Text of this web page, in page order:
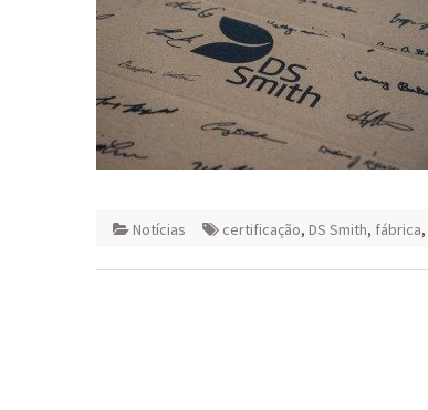
Notícias certificação, DS Smith, fábrica,